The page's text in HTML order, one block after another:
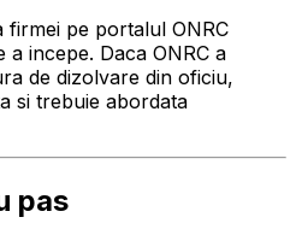
firmei pe portalul ONRC
a incepe. Daca ONRC a
de dizolvare din oficiu,
si trebuie abordata
pas